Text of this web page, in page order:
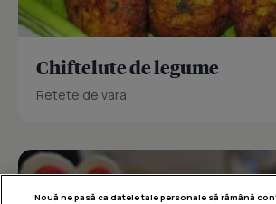
Chiftelute de legume
Retete de vara.
Nouă ne pasă ca datele tale personale să rămână